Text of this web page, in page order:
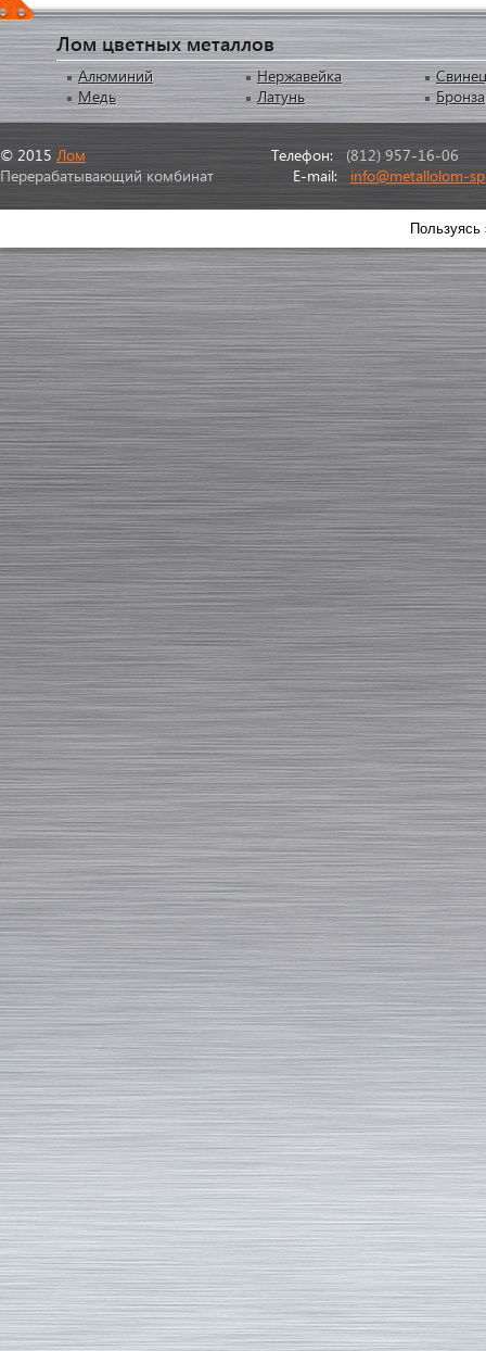
Лом цветных металлов
Алюминий
Медь
Нержавейка
Латунь
Свинец
Бронза
© 2015 Лом
Перерабатывающий комбинат
Телефон: (812) 957-16-06
E-mail: info@metallolom-